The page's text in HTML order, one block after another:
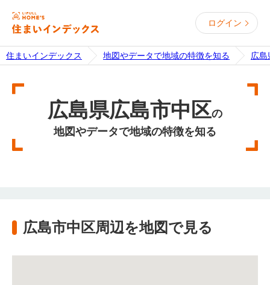
ログイン
住まいインデックス 地図やデータで地域の特徴を知る 広島
広島県広島市中区の
地図やデータで地域の特徴を知る
広島市中区周辺を地図で見る